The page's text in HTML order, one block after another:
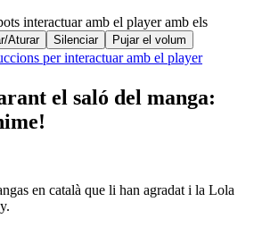
interactuar amb el player amb els
Aturar Silenciar
Pujar el volum
per interactuar amb el player
el saló del manga:
en català que li han agradat i la Lola